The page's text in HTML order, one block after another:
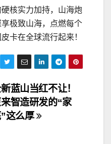
核实力加持，山海炮
极致山海，点燃每个
卡在全球流行起来！
蓝山当红不让！
智造研发的“家
这么厚